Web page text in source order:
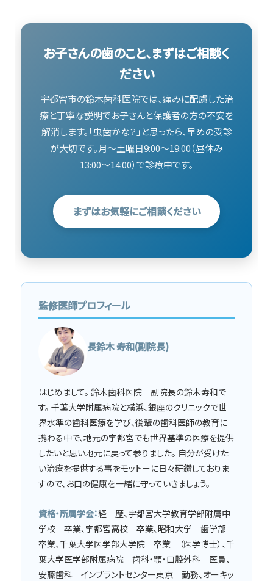
お子さんの歯のこと、まずはご相談く
ださい
宇都宮市の鈴木歯科医院では、痛みに配慮した治
療と丁寧な説明でお子さんと保護者の方の不安を
解消します。「虫歯かな？」と思ったら、早めの受診
が大切です。月〜土曜日9:00〜19:00（昼休み
13:00〜14:00）で診療中です。
まずはお気軽にご相談ください
監修医師プロフィール
長鈴木 寿和(副院長)
はじめまして。 鈴木歯科医院 副院長の鈴木寿和で
す。 千葉大学附属病院と横浜、銀座のクリニックで世
界水準の歯科医療を学び、後輩の歯科医師の教育に
携わる中で、地元の宇都宮でも世界基準の医療を提供
したいと思い地元に戻って参りました。 自分が受けた
い治療を提供する事をモットーに日々研鑽しておりま
すので、お口の健康を一緒に守っていきましょう。
資格・所属学会：経 歴、宇都宮大学教育学部附属中
学校 卒業、宇都宮高校 卒業、昭和大学 歯学部
卒業、千葉大学医学部大学院 卒業 （医学博士）、千
葉大学医学部附属病院 歯科・顎・口腔外科 医員、
安藤歯科 インプラントセンター東京 勤務、オーキッ